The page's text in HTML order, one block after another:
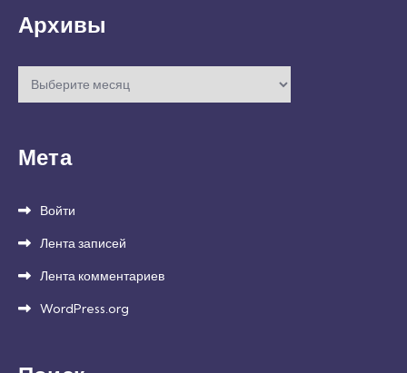
Архивы
Архивы
Мета
Войти
Лента записей
Лента комментариев
WordPress.org